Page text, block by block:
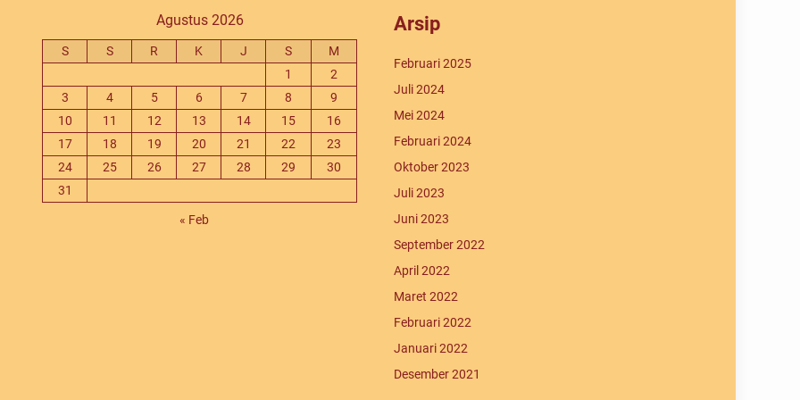
Agustus 2026
S S R K J S
M
1
2
3
4 5 6 7 8
9
10
11 12 13 14 15
16
17
18 19 20 21 22
23
24
25 26 27 28 29
30
31
« Feb
Arsip
Februari 2025
Juli 2024
Mei 2024
Februari 2024
Oktober 2023
Juli 2023
Juni 2023
September 2022
April 2022
Maret 2022
Februari 2022
Januari 2022
Desember 2021